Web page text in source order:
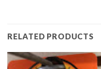
RELATED PRODUCTS